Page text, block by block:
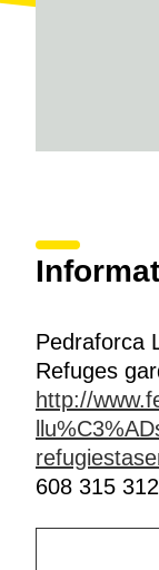
Pedraforca
Refuges
http://
608 315 312